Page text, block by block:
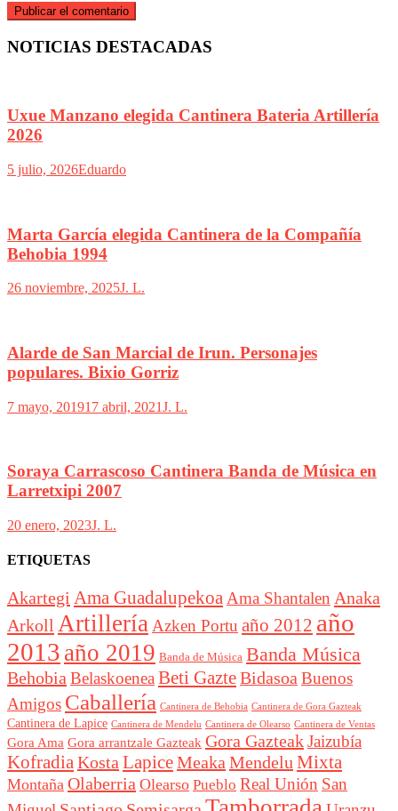
NOTICIAS DESTACADAS
Uxue Manzano elegida Cantinera Bateria Artillería
2026
5 julio, 2026Eduardo
Marta García elegida Cantinera de la Compañía
Behobia 1994
26 noviembre, 2025J. L.
Alarde de San Marcial de Irun. Personajes
populares. Bixio Gorriz
7 mayo, 201917 abril, 2021J. L.
Soraya Carrascoso Cantinera Banda de Música en
Larretxipi 2007
20 enero, 2023J. L.
ETIQUETAS
Akartegi Ama Guadalupekoa Ama Shantalen Anaka
Arkoll Artillería Azken Portu año 2012 año
2013 año 2019 Banda de Música Banda Música
Behobia Belaskoenea Beti GazteBidasoa Buenos
Amigos Caballería Cantinera de Behobia Cantinera de Gora Gazteak
Cantinera de Lapice Cantinera de Mendelu Cantinera de Olearso Cantinera de Ventas
Gora Ama Gora arrantzale Gazteak Gora GazteakJaizubía
Kofradia Kosta LapiceMeaka Mendelu Mixta
Montaña Olaberria Olearso Pueblo Real Unión San